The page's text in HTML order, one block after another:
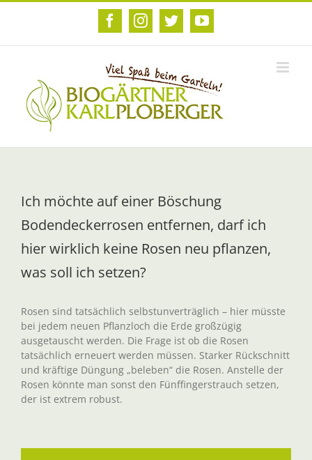
Zum
FacebookInstagram
TwitterYouTube
Ich möchte auf einer Böschung
Bodendeckerrosen entfernen, darf ich
hier wirklich keine Rosen neu pflanzen,
was soll ich setzen?
Rosen sind tatsächlich selbstunverträglich – hier müsste
bei jedem neuen Pflanzloch die Erde großzügig
ausgetauscht werden. Die Frage ist ob die Rosen
tatsächlich erneuert werden müssen. Starker Rückschnitt
und kräftige Düngung „beleben“ die Rosen. Anstelle der
Rosen könnte man sonst den Fünffingerstrauch setzen,
der ist extrem robust.